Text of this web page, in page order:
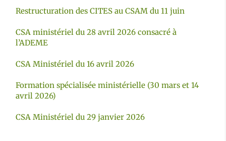
Restructuration des CITES au CSAM du 11 juin
CSA ministériel du 28 avril 2026 consacré à
l’ADEME
CSA Ministériel du 16 avril 2026
Formation spécialisée ministérielle (30 mars et 14
avril 2026)
CSA Ministériel du 29 janvier 2026